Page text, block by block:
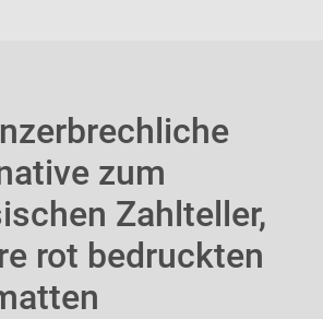
zum
Zahlteller,
rot bedruckten